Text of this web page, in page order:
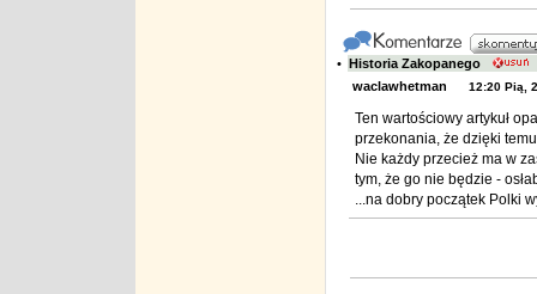
• Historia Zakopanego
waclawhetman
12:20 Pią,
Ten wartościowy artykuł
przekonania, że dzięki
Nie każdy przecież ma w
tym, że go nie będzie -
...na dobry początek Polki